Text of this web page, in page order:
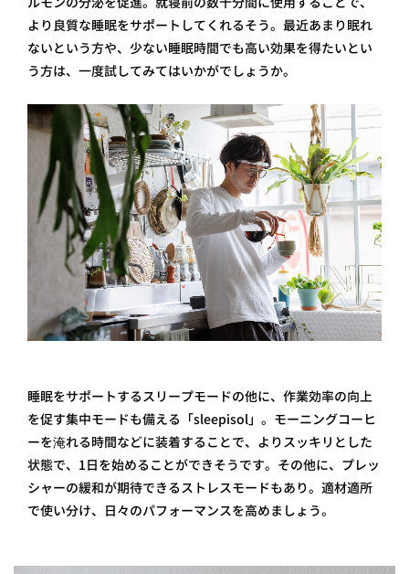
より良質な睡眠をサポートしてくれるそう。最近あまり眠れ
ないという方や、少ない睡眠時間でも高い効果を得たいとい
う方は、一度試してみてはいかがでしょうか。
睡眠をサポートするスリープモードの他に、作業効率の向上
を促す集中モードも備える「sleepisol」。モーニングコーヒ
ーを淹れる時間などに装着することで、よりスッキリとした
状態で、1日を始めることができそうです。その他に、プレッ
シャーの緩和が期待できるストレスモードもあり。適材適所
で使い分け、日々のパフォーマンスを高めましょう。